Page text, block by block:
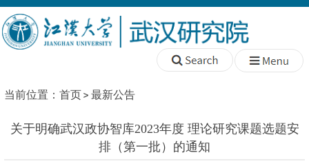
当前位置： 首页 最新公告
关于明确武汉政协智库2023年度 理论研究课题选题安
排（第一批）的通知